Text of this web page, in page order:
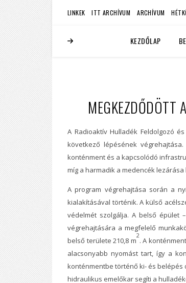
LINKEK ITT ARCHÍVUM ARCHÍVUM
KEZDŐLAP
MEGKEZDŐDÖTT
A Radioaktív Hulladék Feldolgozó
következő lépésének
konténment és a kapcsolódó
míg a harmadik a medencék lezárása
A program végrehajtása során a
kialakításával történik. A külső
védelmét szolgálja. A belső épület
végrehajtására a megfelelő
belső területe 210,8 m
2
. A
alacsonyabb nyomást tart, így a
konténmentbe történő ki- és belépés
hidraulikus emelőkar segíti a